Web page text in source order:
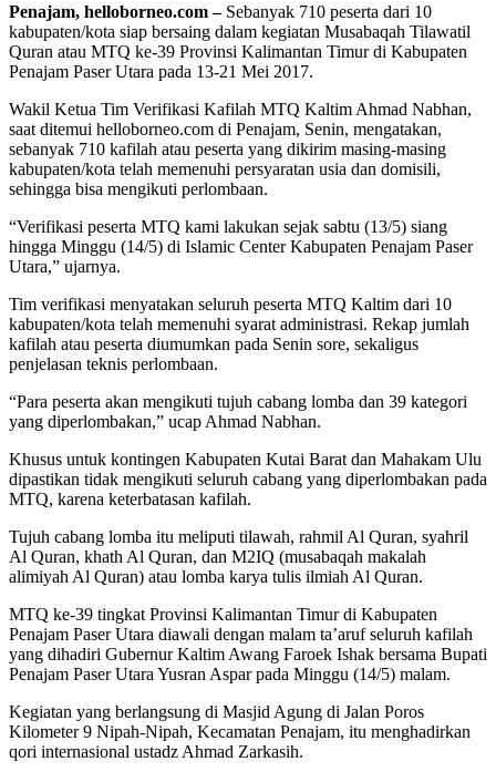
Penajam, helloborneo.com– Sebanyak 710 peserta dari 10
kabupaten/kota siap bersaing dalam kegiatan Musabaqah Tilawatil
Quran atau MTQ ke-39 Provinsi Kalimantan Timur di Kabupaten
Penajam Paser Utara pada 13-21 Mei 2017.
Wakil Ketua Tim Verifikasi Kafilah MTQ Kaltim Ahmad Nabhan,
saat ditemui helloborneo.com di Penajam, Senin, mengatakan,
sebanyak 710 kafilah atau peserta yang dikirim masing-masing
kabupaten/kota telah memenuhi persyaratan usia dan domisili,
sehingga bisa mengikuti perlombaan.
“Verifikasi peserta MTQ kami lakukan sejak sabtu (13/5) siang
hingga Minggu (14/5) di Islamic Center Kabupaten Penajam Paser
Utara,” ujarnya.
Tim verifikasi menyatakan seluruh peserta MTQ Kaltim dari 10
kabupaten/kota telah memenuhi syarat administrasi. Rekap jumlah
kafilah atau peserta diumumkan pada Senin sore, sekaligus
penjelasan teknis perlombaan.
“Para peserta akan mengikuti tujuh cabang lomba dan 39 kategori
yang diperlombakan,” ucap Ahmad Nabhan.
Khusus untuk kontingen Kabupaten Kutai Barat dan Mahakam Ulu
dipastikan tidak mengikuti seluruh cabang yang diperlombakan pada
MTQ, karena keterbatasan kafilah.
Tujuh cabang lomba itu meliputi tilawah, rahmil Al Quran, syahril
Al Quran, khath Al Quran, dan M2IQ (musabaqah makalah
alimiyah Al Quran) atau lomba karya tulis ilmiah Al Quran.
MTQ ke-39 tingkat Provinsi Kalimantan Timur di Kabupaten
Penajam Paser Utara diawali dengan malam ta’aruf seluruh kafilah
yang dihadiri Gubernur Kaltim Awang Faroek Ishak bersama Bupati
Penajam Paser Utara Yusran Aspar pada Minggu (14/5) malam.
Kegiatan yang berlangsung di Masjid Agung di Jalan Poros
Kilometer 9 Nipah-Nipah, Kecamatan Penajam, itu menghadirkan
qori internasional ustadz Ahmad Zarkasih.